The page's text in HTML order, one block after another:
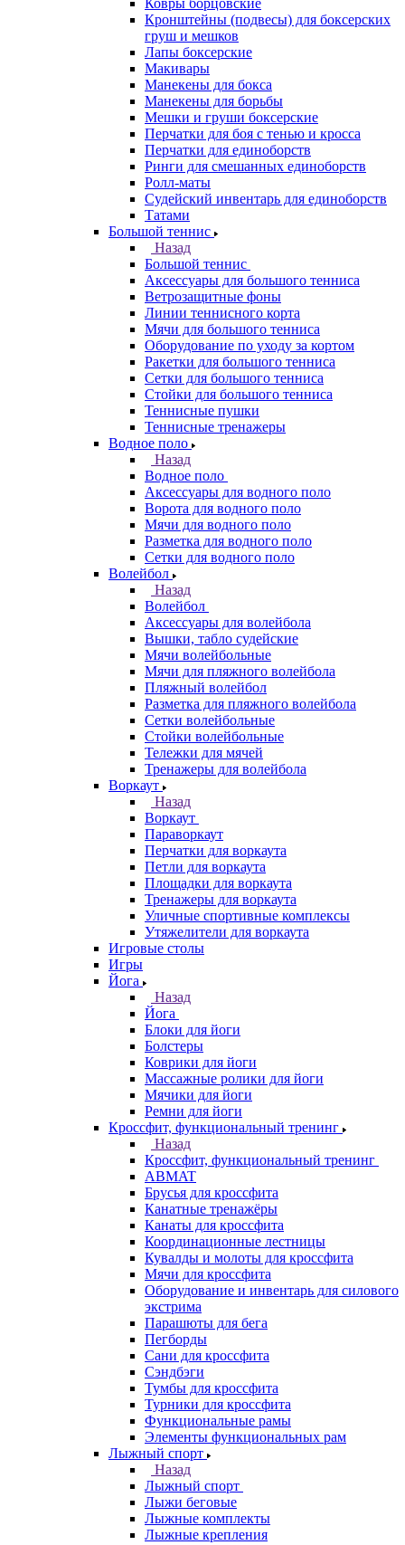
Ковры борцовские
Кронштейны (подвесы) для боксерских
груш и мешков
Лапы боксерские
Макивары
Манекены для бокса
Манекены для борьбы
Мешки и груши боксерские
Перчатки для боя с тенью и кросса
Перчатки для единоборств
Ринги для смешанных единоборств
Ролл-маты
Судейский инвентарь для единоборств
Татами
Большой теннис
Назад
Большой теннис
Аксессуары для большого тенниса
Ветрозащитные фоны
Линии теннисного корта
Мячи для большого тенниса
Оборудование по уходу за кортом
Ракетки для большого тенниса
Сетки для большого тенниса
Стойки для большого тенниса
Теннисные пушки
Теннисные тренажеры
Водное поло
Назад
Водное поло
Аксессуары для водного поло
Ворота для водного поло
Мячи для водного поло
Разметка для водного поло
Сетки для водного поло
Волейбол
Назад
Волейбол
Аксессуары для волейбола
Вышки, табло судейские
Мячи волейбольные
Мячи для пляжного волейбола
Пляжный волейбол
Разметка для пляжного волейбола
Сетки волейбольные
Стойки волейбольные
Тележки для мячей
Тренажеры для волейбола
Воркаут
Назад
Воркаут
Параворкаут
Перчатки для воркаута
Петли для воркаута
Площадки для воркаута
Тренажеры для воркаута
Уличные спортивные комплексы
Утяжелители для воркаута
Игровые столы
Игры
Йога
Назад
Йога
Блоки для йоги
Болстеры
Коврики для йоги
Массажные ролики для йоги
Мячики для йоги
Ремни для йоги
Кроссфит, функциональный тренинг
Назад
Кроссфит, функциональный тренинг
ABMAT
Брусья для кроссфита
Канатные тренажёры
Канаты для кроссфита
Координационные лестницы
Кувалды и молоты для кроссфита
Мячи для кроссфита
Оборудование и инвентарь для силового
экстрима
Парашюты для бега
Пегборды
Сани для кроссфита
Сэндбэги
Тумбы для кроссфита
Турники для кроссфита
Функциональные рамы
Элементы функциональных рам
Лыжный спорт
Назад
Лыжный спорт
Лыжи беговые
Лыжные комплекты
Лыжные крепления